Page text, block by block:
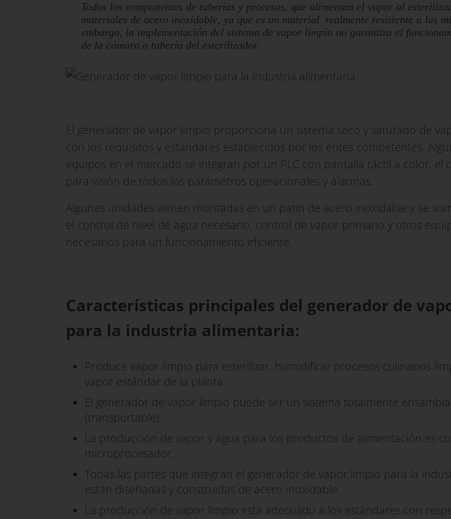
Todos los componentes de tuberías y procesos, que alimentan el vapor al
materiales de acero inoxidable, ya que es un material realmente resistente a las
embargo, la implementación del sistema de vapor limpio no garantiza el
de la cámara o tubería del esterilizador.
El generador de vapor limpio proporciona un sistema seco y saturado de
con los requisitos y estándares establecidos por los entes competentes.
equipos en el mercado se integran por un PLC con pantalla táctil a color, el
para visión de todos los parámetros operacionales y alarmas.
Algunas unidades vienen montadas en un patín de acero inoxidable y se
el control de nivel de agua necesario, control de vapor primario y otros
necesarios para un funcionamiento eficiente.
Características principales del generador de
para la industria alimentaria:
Produce vapor limpio para esterilizar, humidificar procesos culinarios
vapor estándar de la planta.
El generador de vapor limpio puede ser un sistema totalmente
(transportable).
La producción de vapor y agua para los productos de alimentación es
microprocesador.
Todas las partes que integran el generador de vapor limpio para la
están diseñadas y construidas de acero inoxidable.
La producción de vapor limpio está adecuado a los estándares con